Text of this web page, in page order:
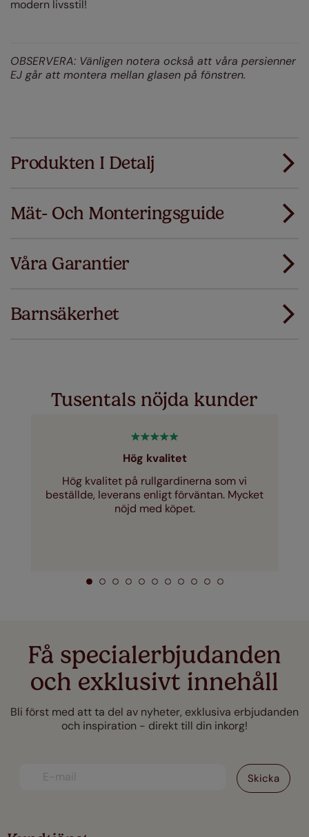
modern livsstil!
OBSERVERA: Vänligen notera också att våra persienner
EJ går att montera mellan glasen på fönstren.
Produkten I Detalj
Mät- Och Monteringsguide
Ladda ner instruktioner
Våra Garantier
första gången ersätter vi dem med rätt storlek.
Barnsäkerhet
Tusentals nöjda kunder
Hög kvalitet
Hög kvalitet på rullgardinerna som vi
beställde, leverans enligt förväntan. Mycket
nöjd med köpet.
Få specialerbjudanden
och exklusivt innehåll
Bli först med att ta del av nyheter, exklusiva erbjudanden
och inspiration - direkt till din inkorg!